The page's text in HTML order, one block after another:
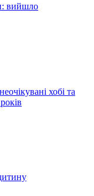
вийшло
хобі та